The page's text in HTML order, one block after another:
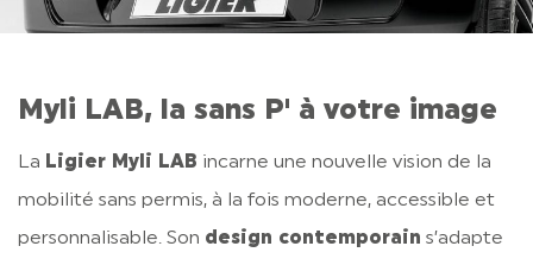
Myli LAB, la sans P' à votre image
La Ligier Myli LAB incarne une nouvelle vision de la
mobilité sans permis, à la fois moderne, accessible et
personnalisable. Son design contemporain s’adapte